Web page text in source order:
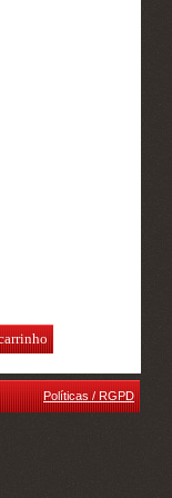
Políticas / RGPD